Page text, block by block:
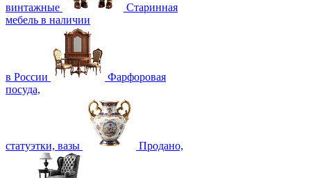
винтажные
Старинная
мебель в наличии
в России
Фарфоровая
посуда,
статуэтки, вазы Продано,